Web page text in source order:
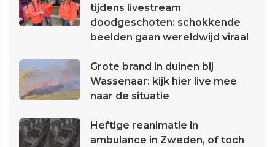
tijdens livestream
doodgeschoten: schokkende
beelden gaan wereldwijd viraal
Grote brand in duinen bij
Wassenaar: kijk hier live mee
naar de situatie
Heftige reanimatie in
ambulance in Zweden, of toch